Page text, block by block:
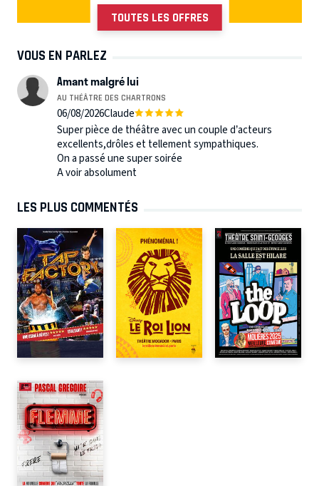
TOUTES LES OFFRES
VOUS EN PARLEZ
Amant malgré lui
AU THÉÂTRE DES CHARTRONS
06/08/2026Claude
Super pièce de théâtre avec un couple d’acteurs
excellents,drôles et tellement sympathiques.
On a passé une super soirée
A voir absolument
LES PLUS COMMENTÉS